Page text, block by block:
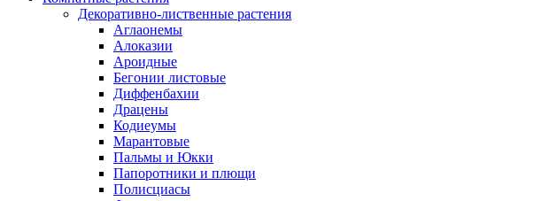
Декоративно-лиственные растения
Аглаонемы
Алоказии
Ароидные
Бегонии листовые
Диффенбахии
Драцены
Кодиеумы
Марантовые
Пальмы и Юкки
Папоротники и плющи
Полисциасы